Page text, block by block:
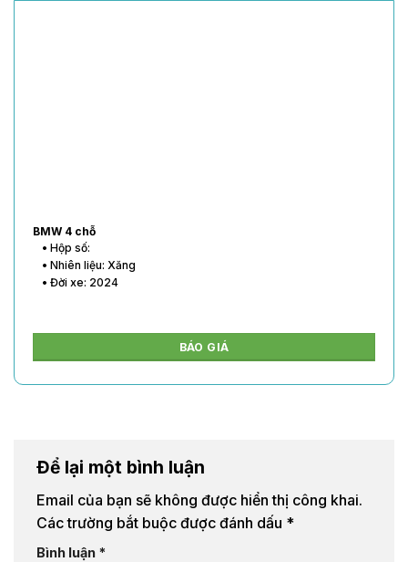
BMW 4 chỗ
• Hộp số:
• Nhiên liệu: Xăng
• Đời xe: 2024
BÁO GIÁ
Để lại một bình luận
Email của bạn sẽ không được hiển thị công khai.
Các trường bắt buộc được đánh dấu *
Bình luận *